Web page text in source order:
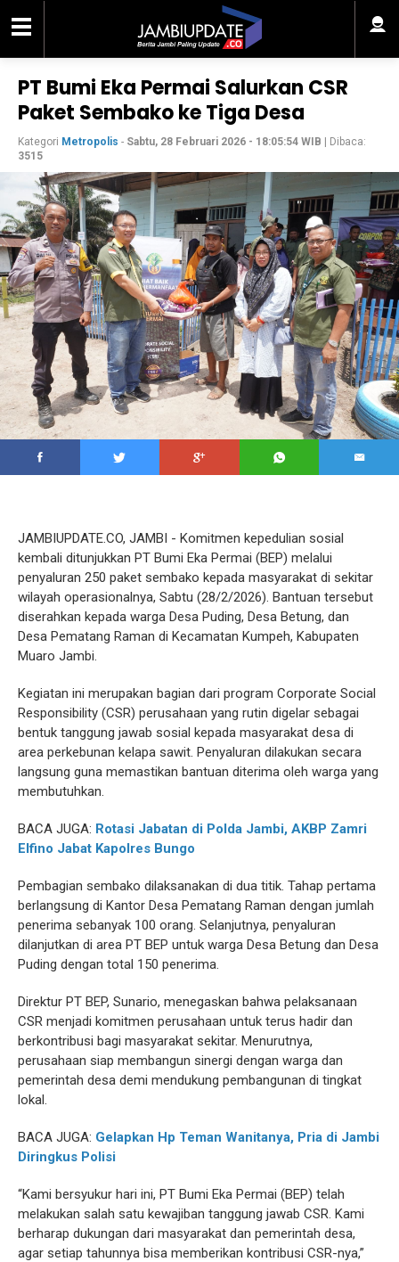
PT Bumi Eka Permai Salurkan CSR
Paket Sembako ke Tiga Desa
Kategori Metropolis - Sabtu, 28 Februari 2026 - 18:05:54 WIB | Dibaca:
3515
JAMBIUPDATE.CO, JAMBI - Komitmen kepedulian sosial
kembali ditunjukkan PT Bumi Eka Permai (BEP) melalui
penyaluran 250 paket sembako kepada masyarakat di sekitar
wilayah operasionalnya, Sabtu (28/2/2026). Bantuan tersebut
diserahkan kepada warga Desa Puding, Desa Betung, dan
Desa Pematang Raman di Kecamatan Kumpeh, Kabupaten
Muaro Jambi.
Kegiatan ini merupakan bagian dari program Corporate Social
Responsibility (CSR) perusahaan yang rutin digelar sebagai
bentuk tanggung jawab sosial kepada masyarakat desa di
area perkebunan kelapa sawit. Penyaluran dilakukan secara
langsung guna memastikan bantuan diterima oleh warga yang
membutuhkan.
BACA JUGA: Rotasi Jabatan di Polda Jambi, AKBP Zamri
Elfino Jabat Kapolres Bungo
Pembagian sembako dilaksanakan di dua titik. Tahap pertama
berlangsung di Kantor Desa Pematang Raman dengan jumlah
penerima sebanyak 100 orang. Selanjutnya, penyaluran
dilanjutkan di area PT BEP untuk warga Desa Betung dan Desa
Puding dengan total 150 penerima.
Direktur PT BEP, Sunario, menegaskan bahwa pelaksanaan
CSR menjadi komitmen perusahaan untuk terus hadir dan
berkontribusi bagi masyarakat sekitar. Menurutnya,
perusahaan siap membangun sinergi dengan warga dan
pemerintah desa demi mendukung pembangunan di tingkat
lokal.
BACA JUGA: Gelapkan Hp Teman Wanitanya, Pria di Jambi
Diringkus Polisi
“Kami bersyukur hari ini, PT Bumi Eka Permai (BEP) telah
melakukan salah satu kewajiban tanggung jawab CSR. Kami
berharap dukungan dari masyarakat dan pemerintah desa,
agar setiap tahunnya bisa memberikan kontribusi CSR-nya,”